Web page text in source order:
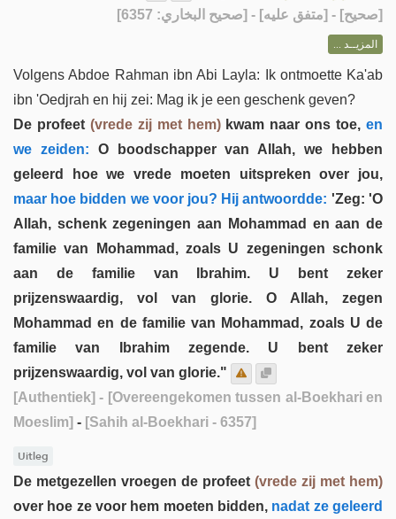
[صحيح] - [متفق عليه] - [صحيح البخاري: 6357]
المزيــد ...
Volgens Abdoe Rahman ibn Abi Layla: Ik ontmoette Ka'ab
ibn 'Oedjrah en hij zei: Mag ik je een geschenk geven?
De profeet (vrede zij met hem)kwam naar ons toe, en
we zeiden: O boodschapper van Allah, we hebben
geleerd hoe we vrede moeten uitspreken over jou,
maar hoe bidden we voor jou? Hij antwoordde: 'Zeg: 'O
Allah, schenk zegeningen aan Mohammad en aan de
familie van Mohammad, zoals U zegeningen schonk
aan de familie van Ibrahim. U bent zeker
prijzenswaardig, vol van glorie. O Allah, zegen
Mohammad en de familie van Mohammad, zoals U de
familie van Ibrahim zegende. U bent zeker
prijzenswaardig, vol van glorie."
[Authentiek] - [Overeengekomen tussen al-Boekhari en
Moeslim] - [Sahih al-Boekhari - 6357]
Uitleg
De metgezellen vroegen de profeet (vrede zij met hem)
over hoe ze voor hem moeten bidden, nadat ze geleerd